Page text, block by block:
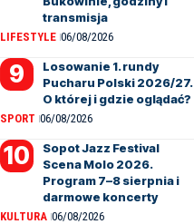
transmisja
LIFESTYLE 06/08/2026
Losowanie 1. rundy
Pucharu Polski 2026/27.
O której i gdzie oglądać?
SPORT 06/08/2026
Sopot Jazz Festival
Scena Molo 2026.
Program 7–8 sierpnia i
darmowe koncerty
KULTURA 06/08/2026